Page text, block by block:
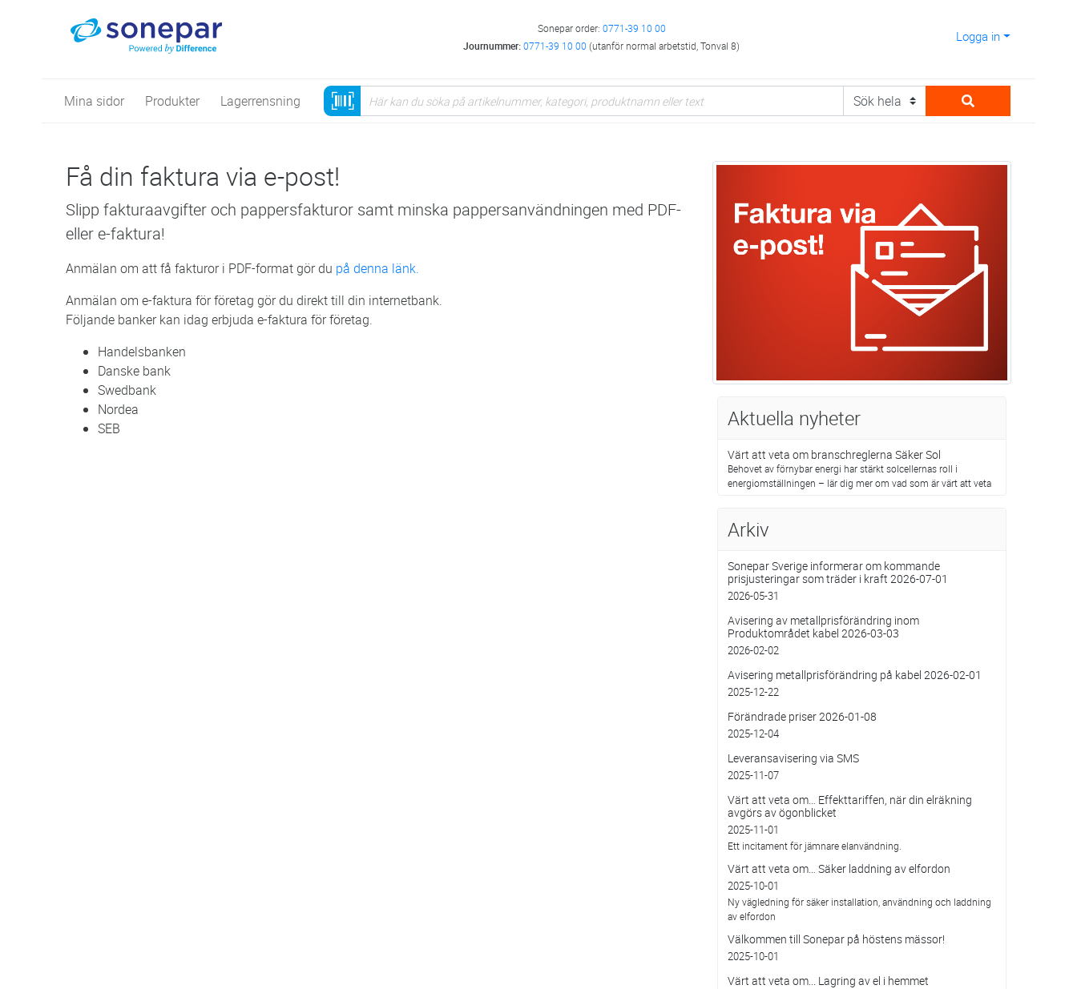
Sonepar order: 0771-39 10 00
Journummer:0771-39 10 00 (utanför normal arbetstid, Tonval 8)
Logga in
Mina sidor Produkter Lagerrensning
Få din faktura via e-post!
Slipp fakturaavgifter och pappersfakturor samt minska pappersanvändningen med PDF-
eller e-faktura!
Anmälan om att få fakturor i PDF-format gör du på denna länk.
Anmälan om e-faktura för företag gör du direkt till din internetbank.
Följande banker kan idag erbjuda e-faktura för företag.
Handelsbanken
Danske bank
Swedbank
Nordea
SEB
Aktuella nyheter
Värt att veta om branschreglerna Säker Sol
Behovet av förnybar energi har stärkt solcellernas roll i
energiomställningen – lär dig mer om vad som är värt att veta
Arkiv
Sonepar Sverige informerar om kommande
prisjusteringar som träder i kraft 2026-07-01
2026-05-31
Avisering av metallprisförändring inom
Produktområdet kabel 2026-03-03
2026-02-02
Avisering metallprisförändring på kabel 2026-02-01
2025-12-22
Förändrade priser 2026-01-08
2025-12-04
Leveransavisering via SMS
2025-11-07
Värt att veta om… Effekttariffen, när din elräkning
avgörs av ögonblicket
2025-11-01
Ett incitament för jämnare elanvändning.
Värt att veta om… Säker laddning av elfordon
2025-10-01
Ny vägledning för säker installation, användning och laddning
av elfordon
Välkommen till Sonepar på höstens mässor!
2025-10-01
Värt att veta om... Lagring av el i hemmet